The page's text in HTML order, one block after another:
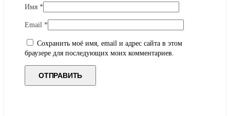
Имя *
Email *
Сохранить моё имя, email и адрес сайта в этом
браузере для последующих моих комментариев.